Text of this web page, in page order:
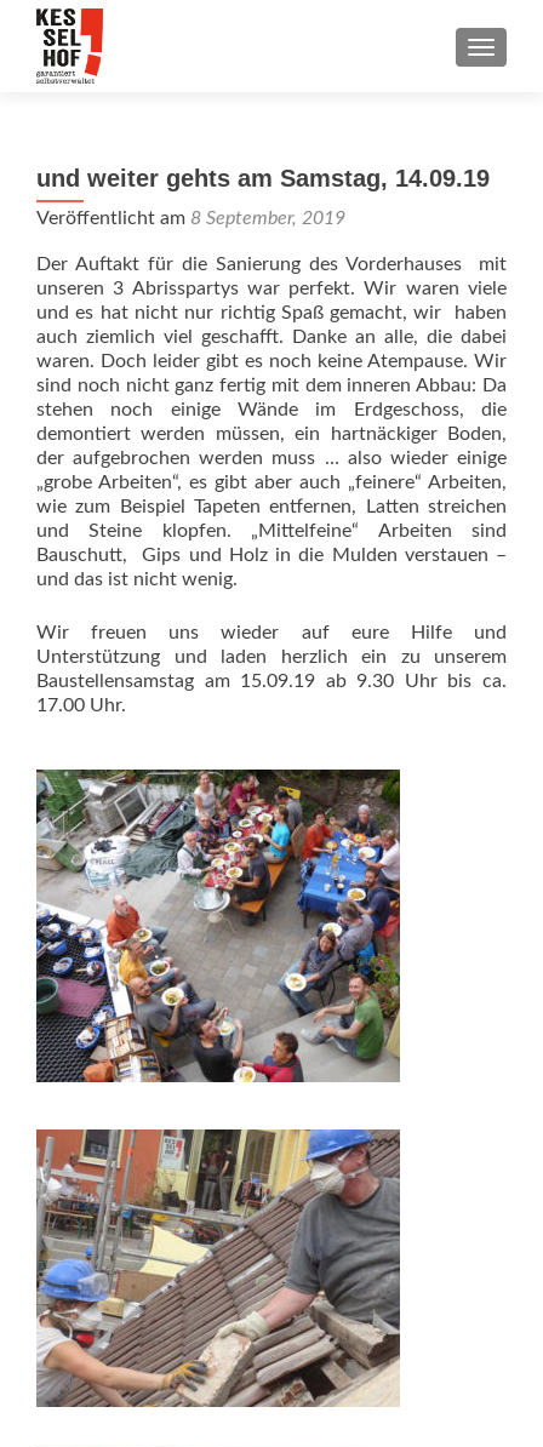
und weiter gehts am Samstag, 14.09.19
Veröffentlicht am 8 September, 2019
Der Auftakt für die Sanierung des Vorderhauses mit
unseren 3 Abrisspartys war perfekt. Wir waren viele
und es hat nicht nur richtig Spaß gemacht, wir haben
auch ziemlich viel geschafft. Danke an alle, die dabei
waren. Doch leider gibt es noch keine Atempause. Wir
sind noch nicht ganz fertig mit dem inneren Abbau: Da
stehen noch einige Wände im Erdgeschoss, die
demontiert werden müssen, ein hartnäckiger Boden,
der aufgebrochen werden muss … also wieder einige
„grobe Arbeiten“, es gibt aber auch „feinere“ Arbeiten,
wie zum Beispiel Tapeten entfernen, Latten streichen
und Steine klopfen. „Mittelfeine“ Arbeiten sind
Bauschutt, Gips und Holz in die Mulden verstauen –
und das ist nicht wenig.
Wir freuen uns wieder auf eure Hilfe und
Unterstützung und laden herzlich ein zu unserem
Baustellensamstag am 15.09.19 ab 9.30 Uhr bis ca.
17.00 Uhr.